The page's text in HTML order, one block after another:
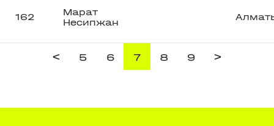
162
Марат
Несипжан
< 5 6 7 8 9 >